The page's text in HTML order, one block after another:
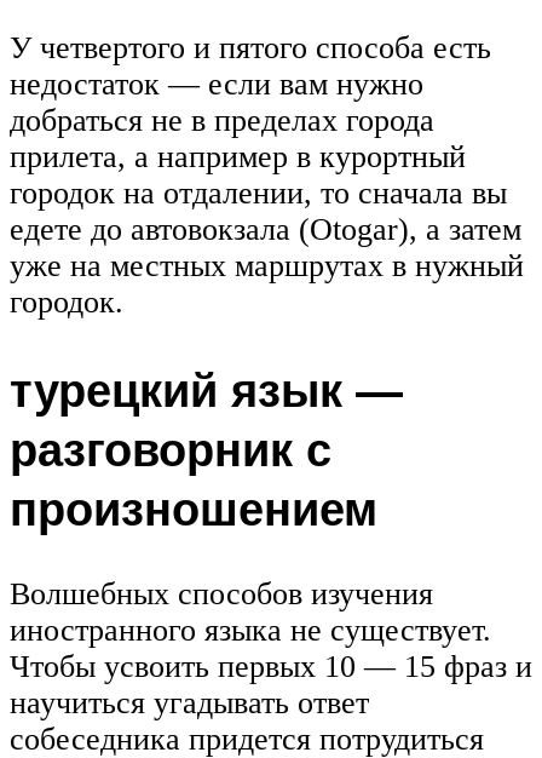
У четвертого и пятого способа есть
недостаток — если вам нужно
добраться не в пределах города
прилета, а например в курортный
городок на отдалении, то сначала вы
едете до автовокзала (Otogar), а затем
уже на местных маршрутах в нужный
городок.
турецкий язык —
разговорник с
произношением
Волшебных способов изучения
иностранного языка не существует.
Чтобы усвоить первых 10 — 15 фраз и
научиться угадывать ответ
собеседника придется потрудиться